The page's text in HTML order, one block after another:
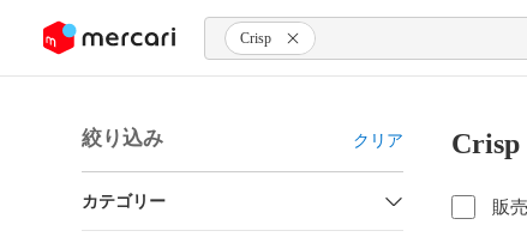
ツにスキップ Crisp
絞り込み クリア
カテゴリー
Crisp
販